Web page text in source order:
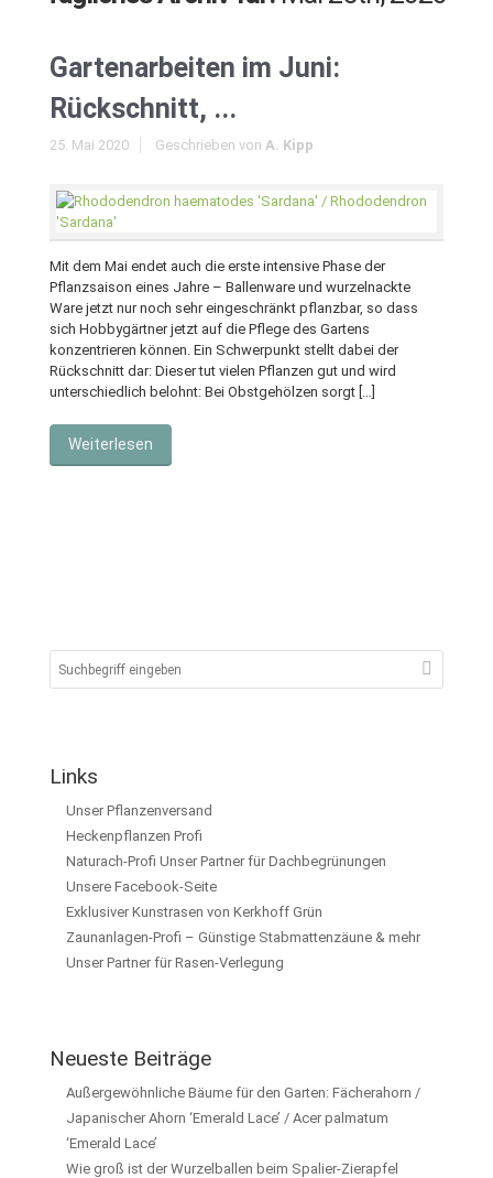
Gartenarbeiten im Juni:
Rückschnitt, ...
25. Mai 2020 Geschrieben von A. Kipp
Mit dem Mai endet auch die erste intensive Phase der
Pflanzsaison eines Jahre – Ballenware und wurzelnackte
Ware jetzt nur noch sehr eingeschränkt pflanzbar, so dass
sich Hobbygärtner jetzt auf die Pflege des Gartens
konzentrieren können. Ein Schwerpunkt stellt dabei der
Rückschnitt dar: Dieser tut vielen Pflanzen gut und wird
unterschiedlich belohnt: Bei Obstgehölzen sorgt […]
Weiterlesen
Links
Unser Pflanzenversand
Heckenpflanzen Profi
Naturach-Profi Unser Partner für Dachbegrünungen
Unsere Facebook-Seite
Exklusiver Kunstrasen von Kerkhoff Grün
Zaunanlagen-Profi – Günstige Stabmattenzäune & mehr
Unser Partner für Rasen-Verlegung
Neueste Beiträge
Außergewöhnliche Bäume für den Garten: Fächerahorn /
Japanischer Ahorn ‘Emerald Lace’ / Acer palmatum
‘Emerald Lace’
Wie groß ist der Wurzelballen beim Spalier-Zierapfel